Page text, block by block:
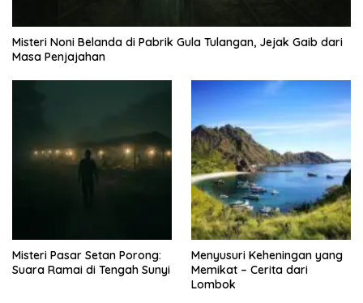
Misteri Noni Belanda di Pabrik Gula Tulangan, Jejak Gaib dari
Masa Penjajahan
Misteri Pasar Setan Porong:
Suara Ramai di Tengah Sunyi
Menyusuri Keheningan yang
Memikat – Cerita dari
Lombok